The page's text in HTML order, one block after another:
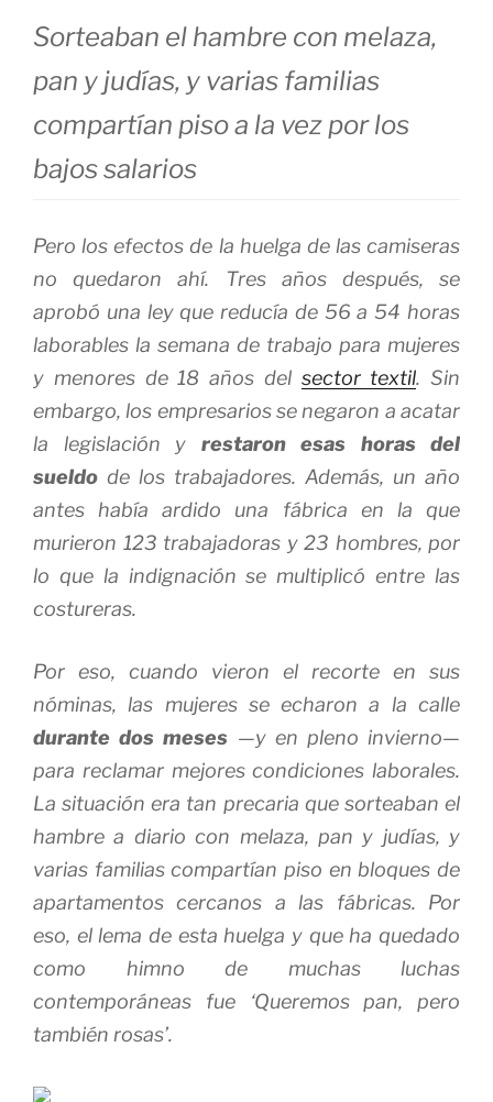
Sorteaban el hambre con melaza,
pan y judías, y varias familias
compartían piso a la vez por los
bajos salarios
Pero los efectos de la huelga de las camiseras
no quedaron ahí. Tres años después, se
aprobó una ley que reducía de 56 a 54 horas
laborables la semana de trabajo para mujeres
y menores de 18 años del sector textil. Sin
embargo, los empresarios se negaron a acatar
la legislación y restaron esas horas del
sueldo de los trabajadores. Además, un año
antes había ardido una fábrica en la que
murieron 123 trabajadoras y 23 hombres, por
lo que la indignación se multiplicó entre las
costureras.
Por eso, cuando vieron el recorte en sus
nóminas, las mujeres se echaron a la calle
durante dos meses —y en pleno invierno—
para reclamar mejores condiciones laborales.
La situación era tan precaria que sorteaban el
hambre a diario con melaza, pan y judías, y
varias familias compartían piso en bloques de
apartamentos cercanos a las fábricas. Por
eso, el lema de esta huelga y que ha quedado
como himno de muchas luchas
contemporáneas fue ‘Queremos pan, pero
también rosas’.